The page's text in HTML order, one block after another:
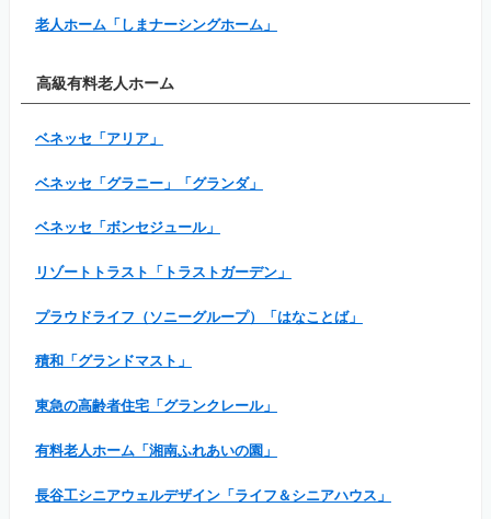
老人ホーム「しまナーシングホーム」
高級有料老人ホーム
ベネッセ「アリア」
ベネッセ「グラニー」「グランダ」
ベネッセ「ボンセジュール」
リゾートトラスト「トラストガーデン」
プラウドライフ（ソニーグループ）「はなことば」
積和「グランドマスト」
東急の高齢者住宅「グランクレール」
有料老人ホーム「湘南ふれあいの園」
長谷工シニアウェルデザイン「ライフ＆シニアハウス」